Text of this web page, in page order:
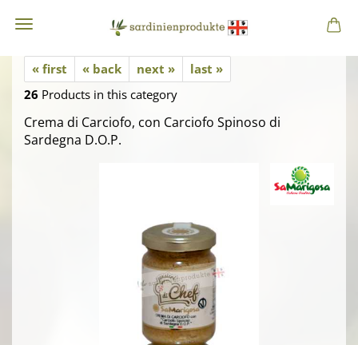
« first « back next »
last »
26 Products in this category
Crema di Carciofo, con Carciofo Spinoso di
Sardegna D.O.P.